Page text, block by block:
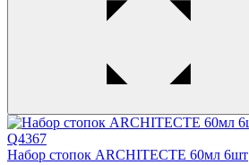
Q4367
Набор стопок ARCHITECTE 60мл 6шт